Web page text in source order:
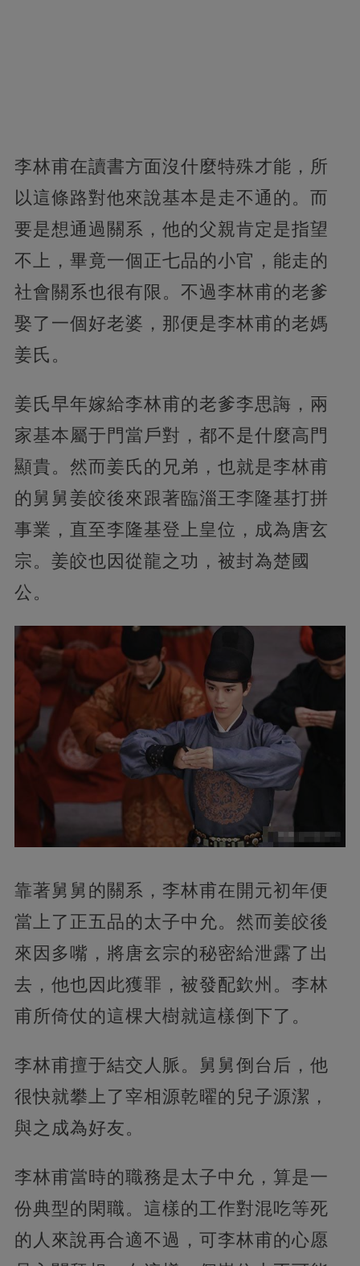
李林甫在讀書方面沒什麼特殊才能，所
以這條路對他來說基本是走不通的。而
要是想通過關系，他的父親肯定是指望
不上，畢竟一個正七品的小官，能走的
社會關系也很有限。不過李林甫的老爹
娶了一個好老婆，那便是李林甫的老媽
姜氏。
姜氏早年嫁給李林甫的老爹李思誨，兩
家基本屬于門當戶對，都不是什麼高門
顯貴。然而姜氏的兄弟，也就是李林甫
的舅舅姜皎後來跟著臨淄王李隆基打拼
事業，直至李隆基登上皇位，成為唐玄
宗。姜皎也因從龍之功，被封為楚國
公。
靠著舅舅的關系，李林甫在開元初年便
當上了正五品的太子中允。然而姜皎後
來因多嘴，將唐玄宗的秘密給泄露了出
去，他也因此獲罪，被發配欽州。李林
甫所倚仗的這棵大樹就這樣倒下了。
李林甫擅于結交人脈。舅舅倒台后，他
很快就攀上了宰相源乾曜的兒子源潔，
與之成為好友。
李林甫當時的職務是太子中允，算是一
份典型的閑職。這樣的工作對混吃等死
的人來說再合適不過，可李林甫的心愿